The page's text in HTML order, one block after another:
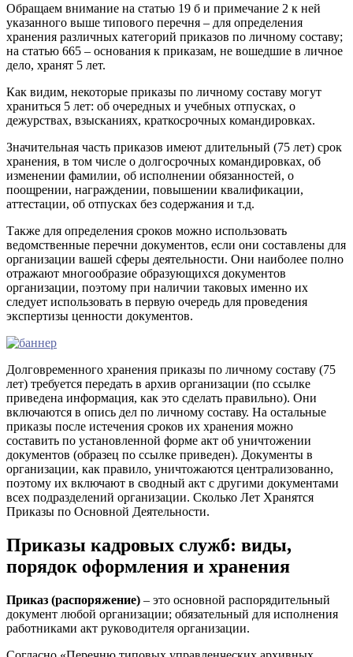
Обращаем внимание на статью 19 б и примечание 2 к ней
указанного выше типового перечня – для определения
хранения различных категорий приказов по личному составу;
на статью 665 – основания к приказам, не вошедшие в личное
дело, хранят 5 лет.
Как видим, некоторые приказы по личному составу могут
храниться 5 лет: об очередных и учебных отпусках, о
дежурствах, взысканиях, краткосрочных командировках.
Значительная часть приказов имеют длительный (75 лет) срок
хранения, в том числе о долгосрочных командировках, об
изменении фамилии, об исполнении обязанностей, о
поощрении, награждении, повышении квалификации,
аттестации, об отпусках без содержания и т.д.
Также для определения сроков можно использовать
ведомственные перечни документов, если они составлены для
организации вашей сферы деятельности. Они наиболее полно
отражают многообразие образующихся документов
организации, поэтому при наличии таковых именно их
следует использовать в первую очередь для проведения
экспертизы ценности документов.
Долговременного хранения приказы по личному составу (75
лет) требуется передать в архив организации (по ссылке
приведена информация, как это сделать правильно). Они
включаются в опись дел по личному составу. На остальные
приказы после истечения сроков их хранения можно
составить по установленной форме акт об уничтожении
документов (образец по ссылке приведен). Документы в
организации, как правило, уничтожаются централизованно,
поэтому их включают в сводный акт с другими документами
всех подразделений организации. Сколько Лет Хранятся
Приказы по Основной Деятельности.
Приказы кадровых служб: виды,
порядок оформления и хранения
Приказ (распоряжение) – это основной распорядительный
документ любой организации; обязательный для исполнения
работниками акт руководителя организации.